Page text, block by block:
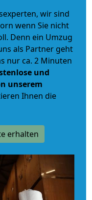
wir sind
wenn Sie nicht
Denn ein Umzug
als Partner geht
nur ca. 2 Minuten
und
unserem
Ihnen die
erhalten